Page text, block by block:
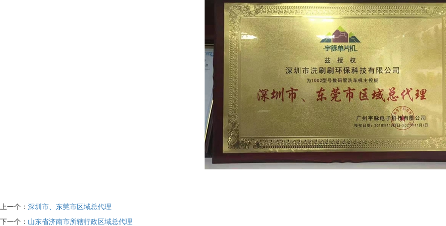
上一个： 深圳市、东莞市区域总代理
下一个： 山东省济南市所辖行政区域总代理